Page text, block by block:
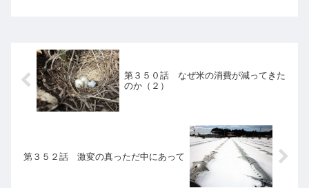
第３５０話 なぜ米の消費が減ってきた
のか（２）
第３５２話 激変の真っただ中にあって